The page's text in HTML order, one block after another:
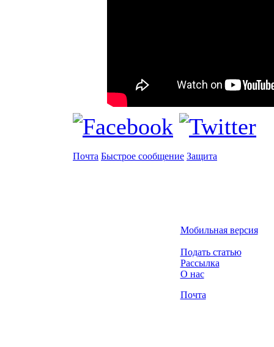
Почта Быстрое сообщение Защита
Мобильная версия
Подать статью
Рассылка
О нас
Почта